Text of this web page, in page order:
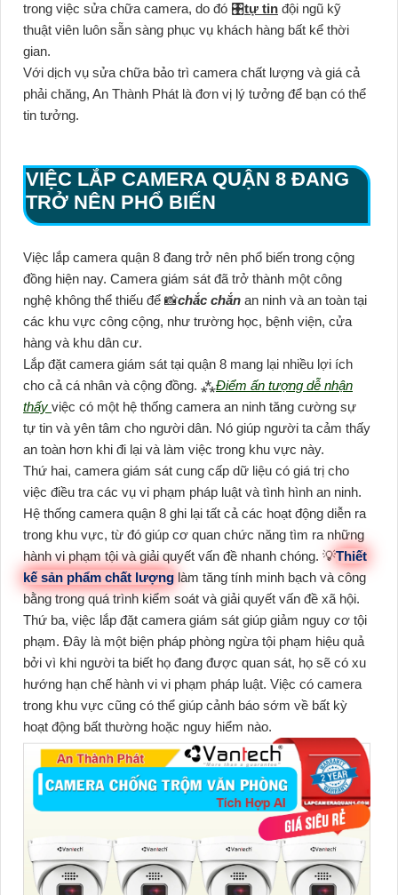
trong việc sửa chữa camera, do đó 🎛tự tin đội ngũ kỹ
thuật viên luôn sẵn sàng phục vụ khách hàng bất kể thời
gian.
Với dịch vụ sửa chữa bảo trì camera chất lượng và giá cả
phải chăng, An Thành Phát là đơn vị lý tưởng để bạn có thể
tin tưởng.
VIỆC LẮP CAMERA QUẬN 8 ĐANG
TRỞ NÊN PHỔ BIẾN
Việc lắp camera quận 8 đang trở nên phổ biến trong cộng
đồng hiện nay. Camera giám sát đã trở thành một công
nghệ không thể thiếu để 📸chắc chắn an ninh và an toàn tại
các khu vực công cộng, như trường học, bệnh viện, cửa
hàng và khu dân cư.
Lắp đặt camera giám sát tại quận 8 mang lại nhiều lợi ích
cho cả cá nhân và cộng đồng. ⁂Điểm ấn tượng dễ nhận
thấy việc có một hệ thống camera an ninh tăng cường sự
tự tin và yên tâm cho người dân. Nó giúp người ta cảm thấy
an toàn hơn khi đi lại và làm việc trong khu vực này.
Thứ hai, camera giám sát cung cấp dữ liệu có giá trị cho
việc điều tra các vụ vi phạm pháp luật và tình hình an ninh.
Hệ thống camera quận 8 ghi lại tất cả các hoạt động diễn ra
trong khu vực, từ đó giúp cơ quan chức năng tìm ra những
hành vi phạm tội và giải quyết vấn đề nhanh chóng. 💡Thiết
kế sản phẩm chất lượng làm tăng tính minh bạch và công
bằng trong quá trình kiểm soát và giải quyết vấn đề xã hội.
Thứ ba, việc lắp đặt camera giám sát giúp giảm nguy cơ tội
phạm. Đây là một biện pháp phòng ngừa tội phạm hiệu quả
bởi vì khi người ta biết họ đang được quan sát, họ sẽ có xu
hướng hạn chế hành vi vi phạm pháp luật. Việc có camera
trong khu vực cũng có thể giúp cảnh báo sớm về bất kỳ
hoạt động bất thường hoặc nguy hiểm nào.